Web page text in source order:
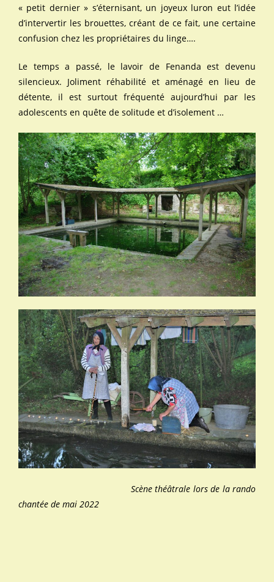
« petit dernier » s’éternisant, un joyeux luron eut l’idée
d’intervertir les brouettes, créant de ce fait, une certaine
confusion chez les propriétaires du linge….
Le temps a passé, le lavoir de Fenanda est devenu
silencieux. Joliment réhabilité et aménagé en lieu de
détente, il est surtout fréquenté aujourd’hui par les
adolescents en quête de solitude et d’isolement …
Scène théâtrale lors de la rando
chantée de mai 2022